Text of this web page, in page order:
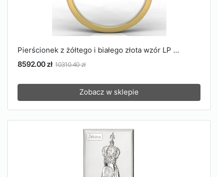
Pierścionek z żółtego i białego złota wzór LP ...
8592.00 zł 10310.40 zł
Zobacz w sklepie